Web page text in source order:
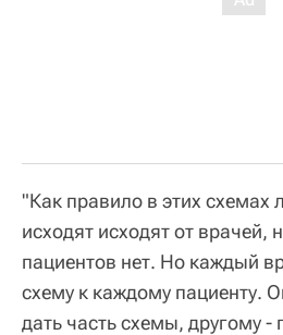
"Как правило в этих схемах
исходят исходят от врачей,
пациентов нет. Но каждый
схему к каждому пациенту.
дать часть схемы, другому -